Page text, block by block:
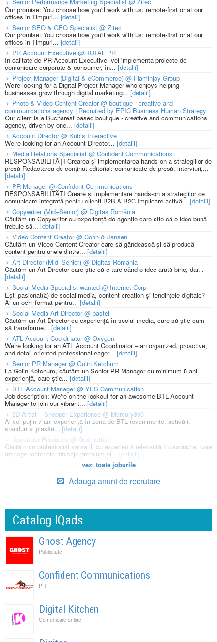
Senior Performance Marketing Specialist @ Zitec
Our promise: You choose how you'll work with us: remote-first or at our
offices in Timpuri... [detalii]
Senior SEO & GEO Specialist @ Zitec
Our promise: You choose how you'll work with us: remote-first or at our
offices in Timpuri... [detalii]
PR Account Executive @ TOTAL PR
În calitate de PR Account Executive, vei implementa proiecte de
comunicare corporate & consumer, în... [detalii]
Project Manager (Digital & eCommerce) @ Flaminjoy Group
We're looking for a Digital Project Manager who enjoys helping
businesses grow through digital marketing... [detalii]
Photo & Video Content Creator @ boutique - creative and
communications agency | Recruited by EPIC Business Human Strategy
Our client is a Bucharest based boutique - creative and communications
agency, driven by one... [detalii]
Account Director @ Kubis Interactive
We’re looking for an Account Director... [detalii]
Media Relations Specialist @ Confident Communications
RESPONSABILITĂȚI Crearea și implementarea hands-on a strategiilor de
presă Redactarea de conținut editorial: comunicate de presă, interviuri,...
[detalii]
PR Manager @ Confident Communications
RESPONSABILITĂȚI Creare și implementare hands-on a strategiilor de
comunicare integrată pentru clienți B2B & B2C Implicare activă... [detalii]
Copywriter (Mid–Senior) @ Digitas România
Căutăm un Copywriter cu experiență de agenție care știe că o idee bună
trebuie să... [detalii]
Video Content Creator @ Cohn & Jansen
Căutăm un Video Content Creator care să gândească și să producă
content pentru unele dintre... [detalii]
Art Director (Mid–Senior) @ Digitas România
Căutăm un Art Director care știe că e tare când o idee arată bine, dar...
[detalii]
Social Media Specialist wanted @ Internet Corp
Ești pasionat(ă) de social media, content creation și tendințele digitale?
Ai un ochi format pentru... [detalii]
Social Media Art Director @ pastel
Căutăm un Art Director cu experiență în social media, care să știe cum
să transforme... [detalii]
ATL Account Coordinator @ Oxygen
We’re looking for an ATL Account Coordinator – an organized, proactive,
and detail-oriented professional eager... [detalii]
Senior PR Manager @ Golin Ketchum
La Golin Ketchum, căutăm un Senior PR Manager cu minimum 5 ani
experiență, care știe... [detalii]
BTL Account Manager @ YES Communication
Job description: We're on the lookout for an awesome BTL Account
Manager to join our vibrant... [detalii]
3D Artist – Shopper Experience @ Mercury360
Ai cel puțin 7 ani experiență în zona de BTL (evenimente, activări,
standuri și plasări...[detalii]
Specialist Productie @ Godmother
Căutăm un profesionist versatil, cu experiență relevantă în producție, care
înțelege materiale, finisaje premium și... [detalii]
vezi toate joburile
Adauga anunt de recrutare
Catalog IQads
Ghost Agency
Publicitate
Confident Communications
PR
Digital Kitchen
Comunicare online